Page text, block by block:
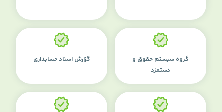
گروه سیستم حقوق و
دستمزد
گزارش اسناد حسابداری